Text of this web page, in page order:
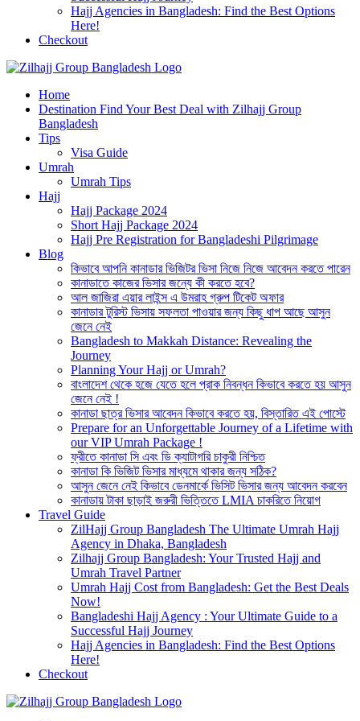
Hajj Agencies in Bangladesh: Find the Best Options
Here!
Checkout
জিলহজ্জ গ্রুপ বাংলাদেশ
Best Hajj Umrah Travel Tour Agent in Bangladesh
Home
Destination Find Your Best Deal with Zilhajj Group
Bangladesh
Tips
Visa Guide
Umrah
Umrah Tips
Hajj
Hajj Package 2024
Short Hajj Package 2024
Hajj Pre Registration for Bangladeshi Pilgrimage
Blog
কিভাবে আপনি কানাডার ভিজিটর ভিসা নিজে নিজে আবেদন করতে পারেন
কানাডাতে কাজের ভিসার জন্যে কী করতে হবে?
আল জাজিরা এয়ার লাইন্স এ উমরাহ গ্রুপ টিকেট অফার
কানাডার টুরিস্ট ভিসায় সফলতা পাওয়ার জন্য কিছু ধাপ আছে আসুন
জেনে নেই
Bangladesh to Makkah Distance: Revealing the
Journey
Planning Your Hajj or Umrah?
বাংলাদেশ থেকে হজে যেতে হলে প্রাক নিবন্ধন কিভাবে করতে হয় আসুন
জেনে নেই !
কানাডা ছাত্র ভিসার আবেদন কিভাবে করতে হয়, বিস্তারিত এই পোস্টে
Prepare for an Unforgettable Journey of a Lifetime with
our VIP Umrah Package !
ফ্রীতে কানাডা সি এবং ডি ক্যাটাগরি চাকুরী নিশ্চিত
কানাডা কি ভিজিট ভিসার মাধ্যমে থাকার জন্য সঠিক?
আসুন জেনে নেই কিভাবে ডেনমার্কে ভিসিট ভিসার জন্য আবেদন করবেন
কানাডায় টাকা ছাড়াই জরুরী ভিত্তিতে LMIA চাকরিতে নিয়োগ
Travel Guide
ZilHajj Group Bangladesh The Ultimate Umrah Hajj
Agency in Dhaka, Bangladesh
Zilhajj Group Bangladesh: Your Trusted Hajj and
Umrah Travel Partner
Umrah Hajj Cost from Bangladesh: Get the Best Deals
Now!
Bangladeshi Hajj Agency : Your Ultimate Guide to a
Successful Hajj Journey
Hajj Agencies in Bangladesh: Find the Best Options
Here!
Checkout